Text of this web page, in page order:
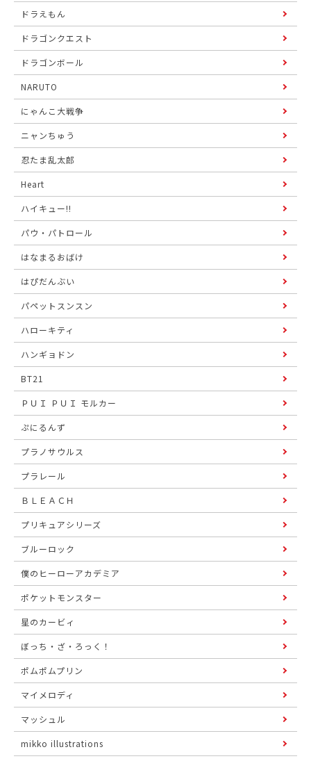
ドラえもん
ドラゴンクエスト
ドラゴンボール
NARUTO
にゃんこ大戦争
ニャンちゅう
忍たま乱太郎
Heart
ハイキュー!!
パウ・パトロール
はなまるおばけ
はぴだんぶい
パペットスンスン
ハローキティ
ハンギョドン
BT21
ＰＵＩ ＰＵＩ モルカー
ぷにるんず
プラノサウルス
プラレール
ＢＬＥＡＣＨ
プリキュアシリーズ
ブルーロック
僕のヒーローアカデミア
ポケットモンスター
星のカービィ
ぼっち・ざ・ろっく！
ポムポムプリン
マイメロディ
マッシュル
mikko illustrations